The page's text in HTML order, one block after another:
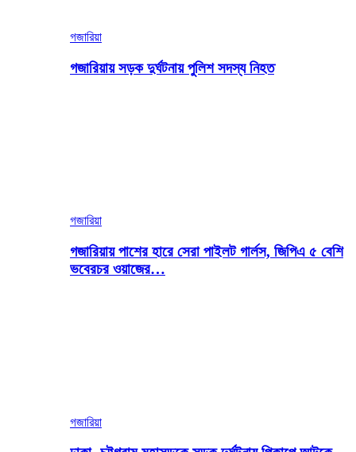
গজারিয়া
গজারিয়ায় সড়ক দুর্ঘটনায় পুলিশ সদস্য নিহত
গজারিয়া
গজারিয়ায় পাশের হারে সেরা পাইলট গার্লস, জিপিএ ৫ বেশি
ভবেরচর ওয়াজের…
গজারিয়া